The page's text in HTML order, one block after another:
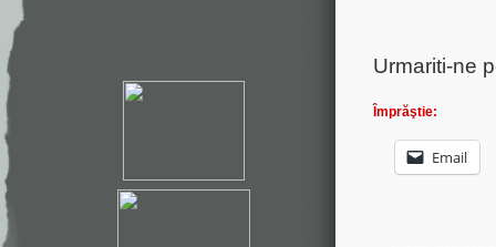
Urmariti-ne
Împrăştie:
Email